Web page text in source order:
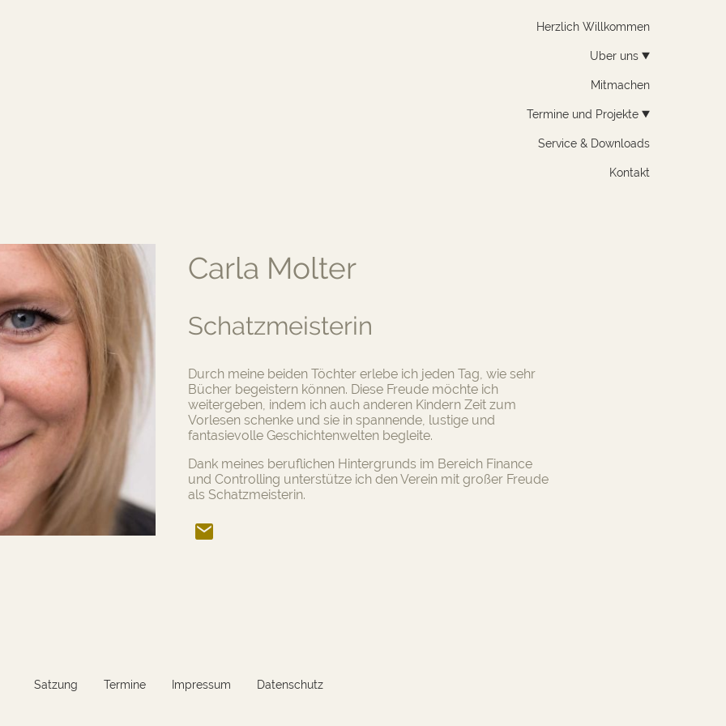
Herzlich Willkommen
Über uns
Mitmachen
Termine und Projekte
Service & Downloads
Kontakt
Carla Molter
Schatzmeisterin
Durch meine beiden Töchter erlebe ich jeden Tag, wie sehr
Bücher begeistern können. Diese Freude möchte ich
weitergeben, indem ich auch anderen Kindern Zeit zum
Vorlesen schenke und sie in spannende, lustige und
fantasievolle Geschichtenwelten begleite.
Dank meines beruflichen Hintergrunds im Bereich Finance
und Controlling unterstütze ich den Verein mit großer Freude
als Schatzmeisterin.
Satzung Termine Impressum Datenschutz